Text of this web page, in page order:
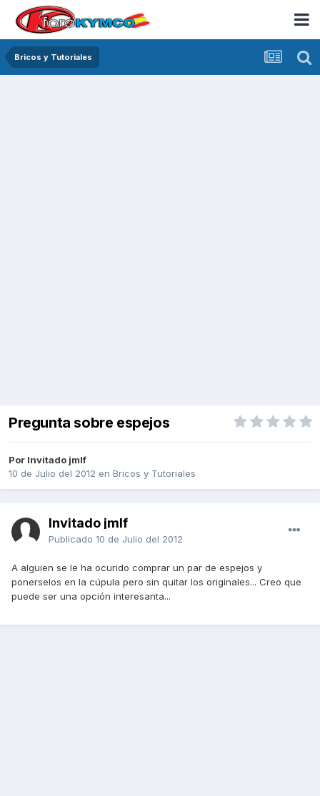
Bricos y Tutoriales
Pregunta sobre espejos
Por Invitado jmlf
10 de Julio del 2012 en Bricos y Tutoriales
Invitado jmlf
Publicado 10 de Julio del 2012
A alguien se le ha ocurido comprar un par de espejos y
ponerselos en la cúpula pero sin quitar los originales... Creo que
puede ser una opción interesanta...